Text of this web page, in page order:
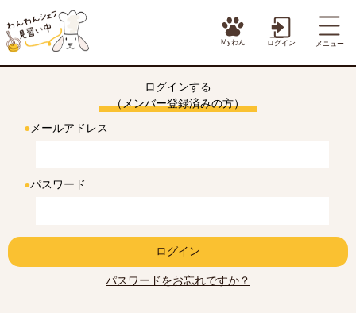
Myわん ログイン メニュー
ログインする
（メンバー登録済みの方）
● メールアドレス
●パスワード
ログイン
パスワードをお忘れですか？